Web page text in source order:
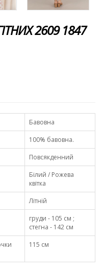
2609 1847
Бавовна
100% бавовна.
Повсякденний
Білий / Рожева
квітка
Літній
груди - 105 см ;
стегна - 142 см
115 cм